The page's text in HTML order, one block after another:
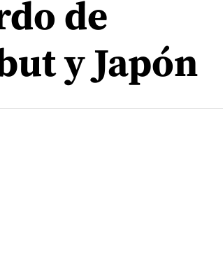
de
y Japón